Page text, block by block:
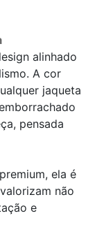
alinhado
A cor
jaqueta
pensada
ela é
não
e